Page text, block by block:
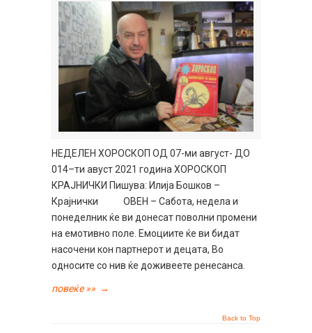
НЕДЕЛЕН ХОРОСКОП ОД 07-ми август- ДО
014–ти авуст 2021 година ХОРОСКОП
КРАЈНИЧКИ Пишува: Илија Бошков –
Крајнички ОВЕН – Сабота, недела и
понеделник ќе ви донесат поволни промени
на емотивно поле. Емоциите ќе ви бидат
насочени кон партнерот и децата, Во
односите со нив ќе доживеете ренесанса.
повеќе »» →
Back to Top